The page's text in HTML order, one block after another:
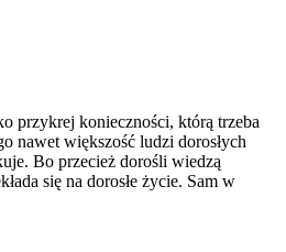
przykrej konieczności, którą trzeba
nawet większość ludzi dorosłych
Bo przecież dorośli wiedzą
się na dorosłe życie. Sam w